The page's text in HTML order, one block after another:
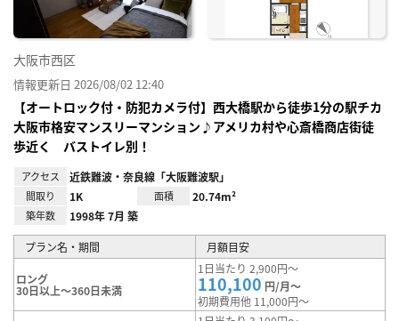
大阪市西区
情報更新日 2026/08/02 12:40
【オートロック付・防犯カメラ付】西大橋駅から徒歩1分の駅チカ
大阪市格安マンスリーマンション♪アメリカ村や心斎橋商店街徒
歩近く バストイレ別！
アクセス 近鉄難波・奈良線「大阪難波駅」
間取り 1K 面積 20.74m²
築年数 1998年 7月 築
プラン名・期間 月額目安
ロング
30日以上～360日未満
1日当たり 2,900円～
110,100 円/月～
初期費用他 11,000円～